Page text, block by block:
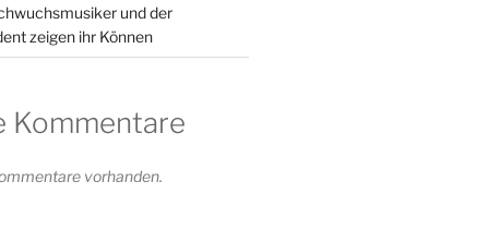
und der
zeigen ihr Können
Kommentare
vorhanden.